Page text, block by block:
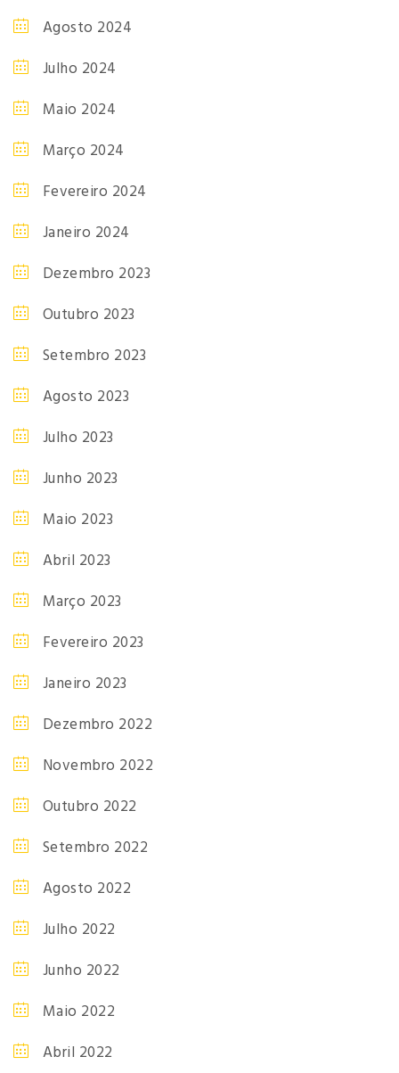
Agosto 2024
Julho 2024
Maio 2024
Março 2024
Fevereiro 2024
Janeiro 2024
Dezembro 2023
Outubro 2023
Setembro 2023
Agosto 2023
Julho 2023
Junho 2023
Maio 2023
Abril 2023
Março 2023
Fevereiro 2023
Janeiro 2023
Dezembro 2022
Novembro 2022
Outubro 2022
Setembro 2022
Agosto 2022
Julho 2022
Junho 2022
Maio 2022
Abril 2022